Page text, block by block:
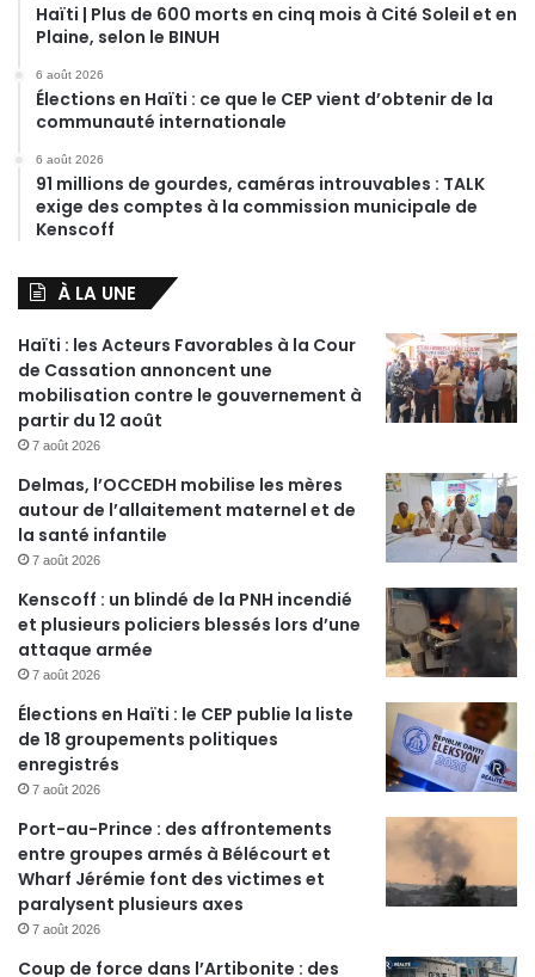
Haïti | Plus de 600 morts en cinq mois à Cité Soleil et en
Plaine, selon le BINUH
6 août 2026
Élections en Haïti : ce que le CEP vient d’obtenir de la
communauté internationale
6 août 2026
91 millions de gourdes, caméras introuvables : TALK
exige des comptes à la commission municipale de
Kenscoff
À LA UNE
Haïti : les Acteurs Favorables à la Cour
de Cassation annoncent une
mobilisation contre le gouvernement à
partir du 12 août
7 août 2026
Delmas, l’OCCEDH mobilise les mères
autour de l’allaitement maternel et de
la santé infantile
7 août 2026
Kenscoff : un blindé de la PNH incendié
et plusieurs policiers blessés lors d’une
attaque armée
7 août 2026
Élections en Haïti : le CEP publie la liste
de 18 groupements politiques
enregistrés
7 août 2026
Port-au-Prince : des affrontements
entre groupes armés à Bélécourt et
Wharf Jérémie font des victimes et
paralysent plusieurs axes
7 août 2026
Coup de force dans l’Artibonite : des